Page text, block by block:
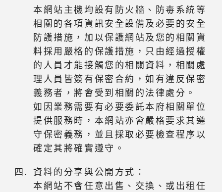
本網站主機均設有防火牆、防毒系統等
相關的各項資訊安全設備及必要的安全
防護措施，加以保護網站及您的相關資
料採用嚴格的保護措施，只由經過授權
的人員才能接觸您的相關資料，相關處
理人員皆簽有保密合約，如有違反保密
義務者，將會受到相關的法律處分。
如因業務需要有必要委託本府相關單位
提供服務時，本網站亦會嚴格要求其遵
守保密義務，並且採取必要檢查程序以
確定其將確實遵守。
資料的分享與公開方式：
本網站不會任意出售、交換、或出租任